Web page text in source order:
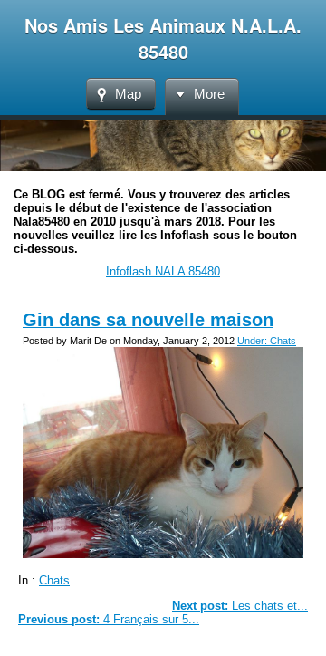
Nos Amis Les Animaux N.A.L.A.
85480
Map More
Ce BLOG est fermé. Vous y trouverez des articles
depuis le début de l'existence de l'association
Nala85480 en 2010 jusqu'à mars 2018. Pour les
nouvelles veuillez lire les Infoflash sous le bouton
ci-dessous.
Infoflash NALA 85480
Gin dans sa nouvelle maison
Posted by Marit De on Monday, January 2, 2012 Under: Chats
In : Chats
Next post: Les chats et...
Previous post: 4 Français sur 5...